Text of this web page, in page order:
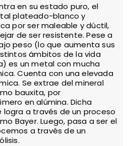
en su estado puro, el
plateado-blanco y
por ser maleable y dúctil,
de ser resistente. Pese a
peso (lo que aumenta sus
ámbitos de la vida
es un metal con mucha
Cuenta con una elevada
Se extrae del mineral
bauxita, por
en alúmina. Dicha
a través de un proceso
Bayer. Luego, pasa a ser el
a través de un